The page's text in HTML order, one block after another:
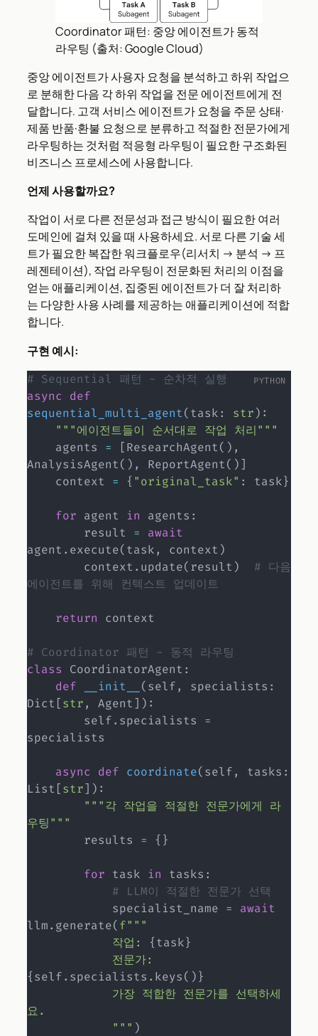
Coordinator 패턴: 중앙 에이전트가 동적
라우팅 (출처: Google Cloud)
중앙 에이전트가 사용자 요청을 분석하고 하위 작업으
로 분해한 다음 각 하위 작업을 전문 에이전트에게 전
달합니다. 고객 서비스 에이전트가 요청을 주문 상태·
제품 반품·환불 요청으로 분류하고 적절한 전문가에게
라우팅하는 것처럼 적응형 라우팅이 필요한 구조화된
비즈니스 프로세스에 사용합니다.
언제 사용할까요?
작업이 서로 다른 전문성과 접근 방식이 필요한 여러
도메인에 걸쳐 있을 때 사용하세요. 서로 다른 기술 세
트가 필요한 복잡한 워크플로우(리서치 → 분석 → 프
레젠테이션), 작업 라우팅이 전문화된 처리의 이점을
얻는 애플리케이션, 집중된 에이전트가 더 잘 처리하
는 다양한 사용 사례를 제공하는 애플리케이션에 적합
합니다.
구현 예시:
# Sequential 패턴 - 순차적 실행
async
def
sequential_multi_agent(task: str) :
"""에이전트들이 순서대로 작업 처리"""
    agents
= [ResearchAgent( ) ,
AnalysisAgent( ) , ReportAgent( )]
    context
= { "original_task" : task}
for agent in agents :
        result
=
await
agent . execute(task, context )
        context
. update(result )
# 다음
에이전트를 위해 컨텍스트 업데이트
return context
# Coordinator 패턴 - 동적 라우팅
class
CoordinatorAgent :
def
__init__ (self, specialists :
Dict [str, Agent] ) :
        self
. specialists =
specialists
async def coordinate(self, tasks :
List [str] ) :
"""각 작업을 적절한 전문가에게 라
우팅"""
        results
= { }
for task in tasks :
# LLM이 적절한 전문가 선택
            specialist_name
=
await
llm. generate(f"""
            작업:
{task}
{self. specialists . keys( )}
요.
            """
)